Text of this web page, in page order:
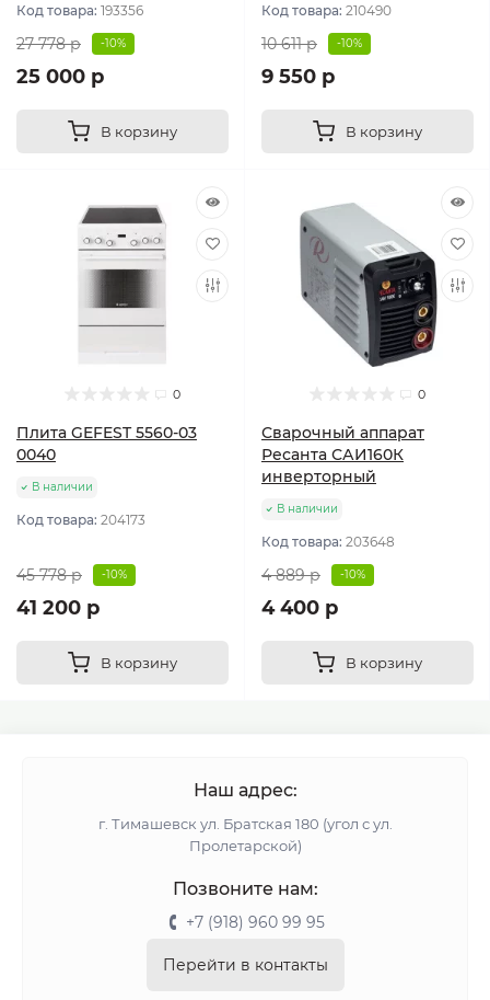
Код товара: 193356
27 778 р -10%
25 000 р
В корзину
Код товара: 210490
10 611 р -10%
9 550 р
В корзину
0
Плита GEFEST 5560-03
0040
В наличии
Код товара: 204173
45 778 р -10%
41 200 р
В корзину
0
Сварочный аппарат
Ресанта САИ160К
инверторный
В наличии
Код товара: 203648
4 889 р -10%
4 400 р
В корзину
Наш адрес:
г. Тимашевск ул. Братская 180 (угол с ул.
Пролетарской)
Позвоните нам:
+7 (918) 960 99 95
Перейти в контакты